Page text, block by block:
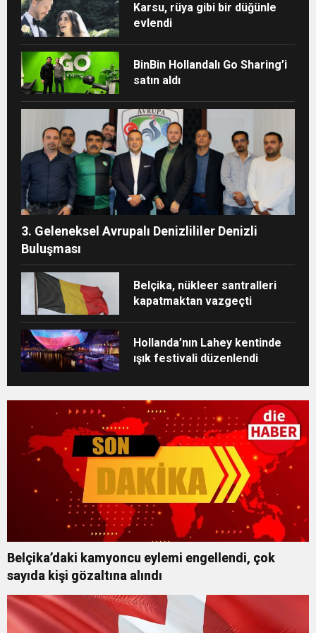
Karsu, rüya gibi bir düğünle
evlendi
BinBin Hollandalı Go Sharing’i
satın aldı
3. Geleneksel Avrupalı Denizlililer Denizli
Buluşması
Belçika, nükleer santralleri
kapatmaktan vazgeçti
Hollanda’nın Lahey kentinde
ışık festivali düzenlendi
Belçika’daki kamyoncu eylemi engellendi, çok
sayıda kişi gözaltına alındı